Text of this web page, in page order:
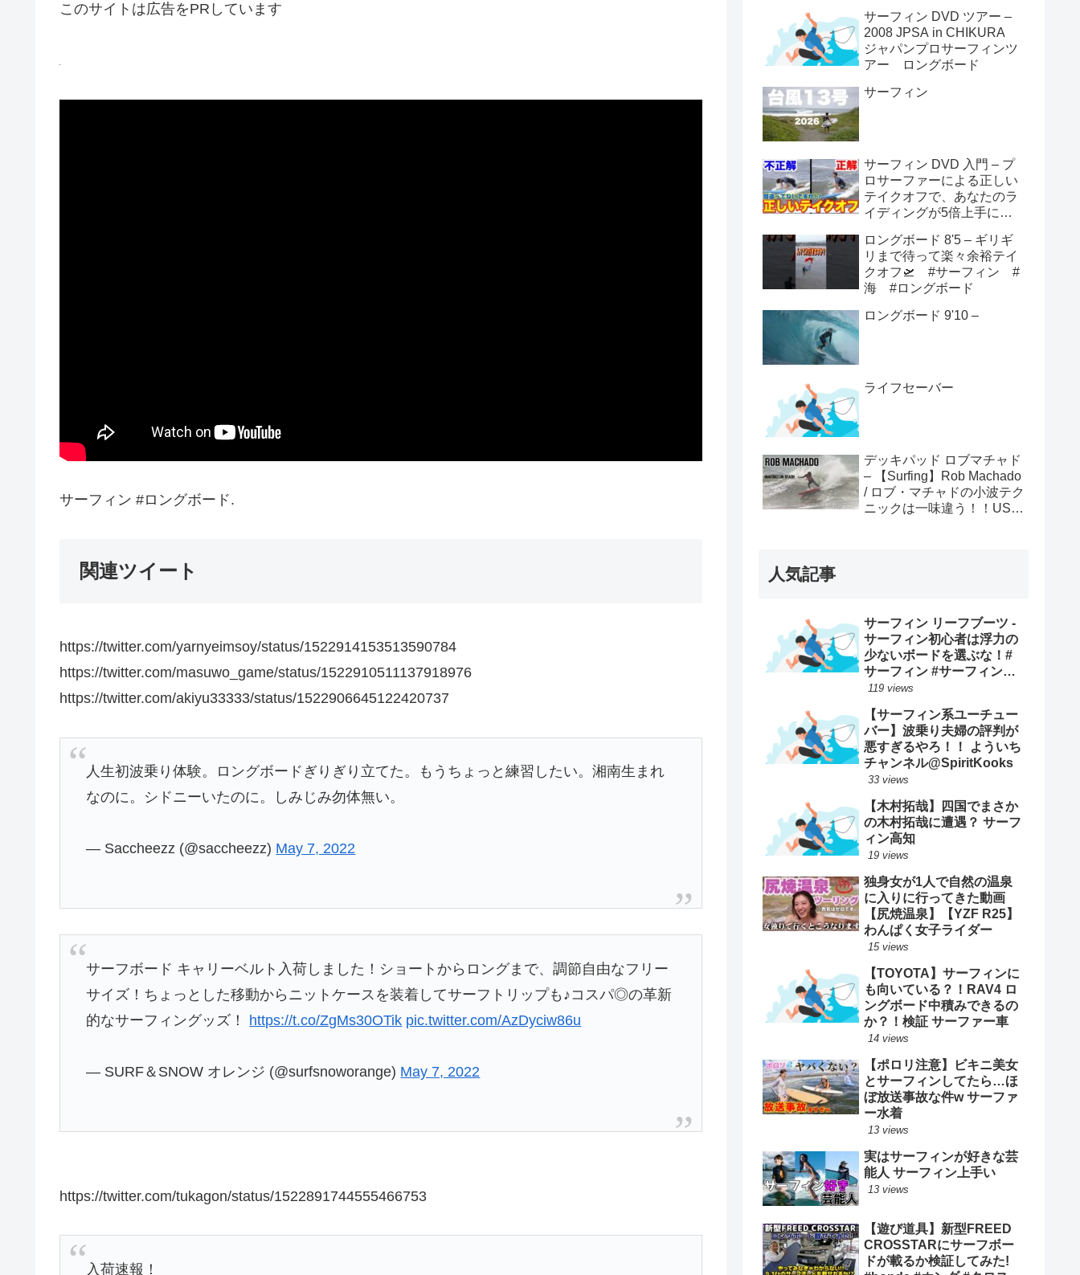
このサイトは広告をPRしています
サーフィン #ロングボード.
関連ツイート
https://twitter.com/yarnyeimsoy/status/1522914153513590784
https://twitter.com/masuwo_game/status/1522910511137918976
https://twitter.com/akiyu33333/status/1522906645122420737
人生初波乗り体験。ロングボードぎりぎり立てた。もうちょっと練習したい。湘南生まれ
なのに。シドニーいたのに。しみじみ勿体無い。
— Saccheezz (@saccheezz) May 7, 2022
サーフボード キャリーベルト入荷しました！ショートからロングまで、調節自由なフリー
サイズ！ちょっとした移動からニットケースを装着してサーフトリップも♪コスパ◎の革新
的なサーフィングッズ！ https://t.co/ZgMs30OTik pic.twitter.com/AzDyciw86u
— SURF＆SNOW オレンジ (@surfsnoworange) May 7, 2022
https://twitter.com/tukagon/status/1522891744555466753
入荷速報！
サーフィン DVD ツアー –
2008 JPSA in CHIKURA
ジャパンプロサーフィンツ
アー ロングボード
サーフィン
サーフィン DVD 入門 – プ
ロサーファーによる正しい
テイクオフで、あなたのラ
イディングが5倍上手にな
ロングボード 8'5 – ギリギ
リまで待って楽々余裕テイ
クオフ🛫 #サーフィン #
海 #ロングボード
ロングボード 9'10 –
ライフセーバー
デッキパッド ロブマチャド
– 【Surfing】Rob Machado
/ ロブ・マチャドの小波テク
ニックは一味違う！！USオ
人気記事
サーフィン リーフブーツ -
サーフィン初心者は浮力の
少ないボードを選ぶな！#
サーフィン #サーフィンス
クール #川畑友吾 #千葉 #湘
119 views
【サーフィン系ユーチュー
バー】波乗り夫婦の評判が
悪すぎるやろ！！ よういち
チャンネル@SpiritKooks
33 views
【木村拓哉】四国でまさか
の木村拓哉に遭遇？ サーフ
ィン高知
19 views
独身女が1人で自然の温泉
に入りに行ってきた動画
【尻焼温泉】【YZF R25】
わんぱく女子ライダー
15 views
【TOYOTA】サーフィンに
も向いている？！RAV4 ロ
ングボード中積みできるの
か？！検証 サーファー車
14 views
【ポロリ注意】ビキニ美女
とサーフィンしてたら…ほ
ぼ放送事故な件w サーファ
ー水着
13 views
実はサーフィンが好きな芸
能人 サーフィン上手い
13 views
【遊び道具】新型FREED
CROSSTARにサーフボー
ドが載るか検証してみた!